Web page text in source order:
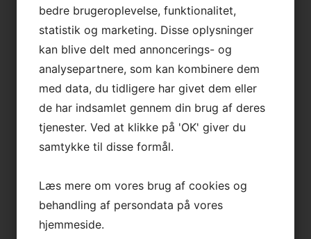
bedre brugeroplevelse, funktionalitet,
statistik og marketing. Disse oplysninger
kan blive delt med annoncerings- og
analysepartnere, som kan kombinere dem
med data, du tidligere har givet dem eller
de har indsamlet gennem din brug af deres
tjenester. Ved at klikke på 'OK' giver du
samtykke til disse formål.
Læs mere om vores brug af cookies og
behandling af persondata på vores
hjemmeside.